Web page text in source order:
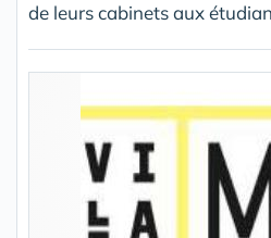
de leurs cabinets aux